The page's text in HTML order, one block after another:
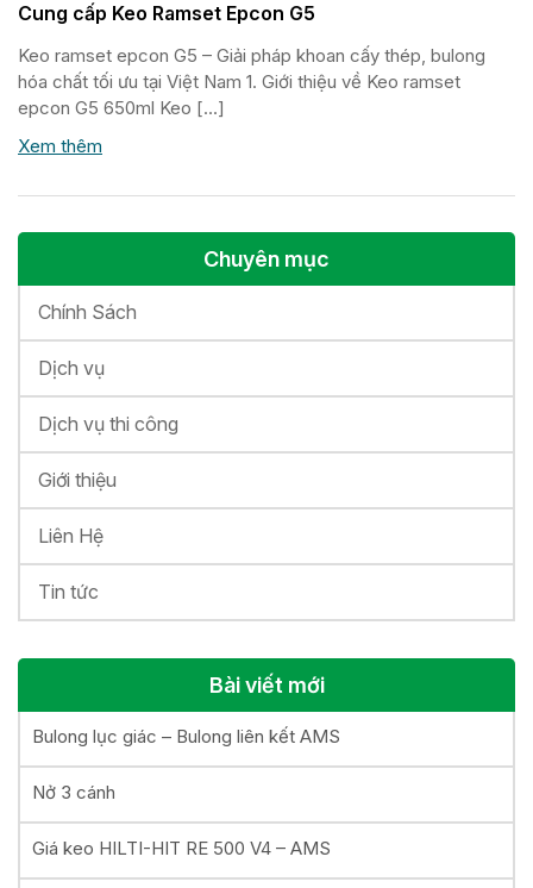
Cung cấp Keo Ramset Epcon G5
Keo ramset epcon G5 – Giải pháp khoan cấy thép, bulong
hóa chất tối ưu tại Việt Nam 1. Giới thiệu về Keo ramset
epcon G5 650ml Keo […]
Xem thêm
Chuyên mục
Chính Sách
Dịch vụ
Dịch vụ thi công
Giới thiệu
Liên Hệ
Tin tức
Bài viết mới
Bulong lục giác – Bulong liên kết AMS
Nở 3 cánh
Giá keo HILTI-HIT RE 500 V4 – AMS